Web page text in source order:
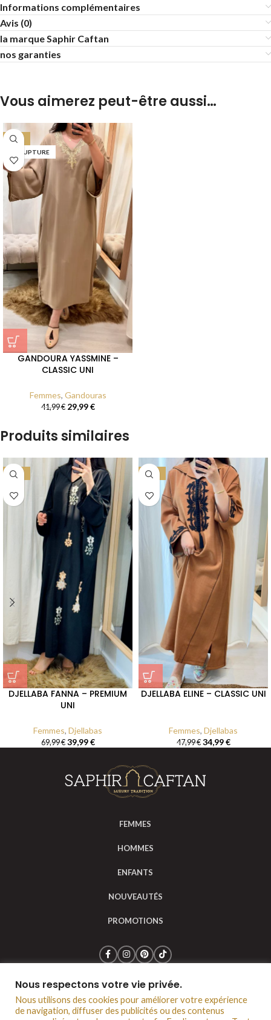
Informations complémentaires
Avis (0)
la marque Saphir Caftan
nos garanties
Vous aimerez peut-être aussi…
-29%
EN RUPTURE
GANDOURA YASSMINE –
CLASSIC UNI
Femmes, Gandouras
41,99€ 29,99€
Produits similaires
-43%
DJELLABA FANNA – PREMIUM
UNI
Femmes, Djellabas
69,99€ 39,99€
-27%
DJELLABA ELINE – CLASSIC UNI
Femmes, Djellabas
47,99€ 34,99€
FEMMES
HOMMES
ENFANTS
NOUVEAUTÉS
PROMOTIONS
Saphir Caftan © 2024 Mentions légales CGV
Politique de confidentialité Notre boutique à Lyon
Nous respectons votre vie privée.
Nous utilisons des cookies pour améliorer votre expérience
de navigation, diffuser des publicités ou des contenus